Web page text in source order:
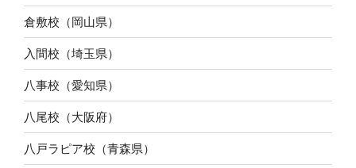
倉敷校（岡山県）
入間校（埼玉県）
八事校（愛知県）
八尾校（大阪府）
八戸ラピア校（青森県）